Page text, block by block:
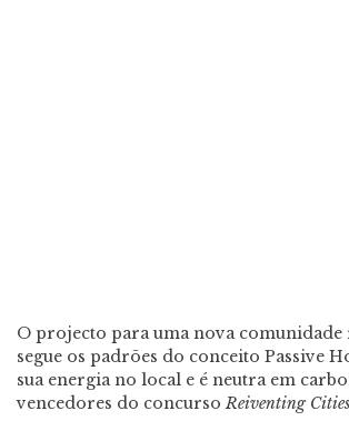
O projecto para uma nova comunidade
segue os padrões do conceito Passive
sua energia no local e é neutra em
vencedores do concurso Reiventing Cities